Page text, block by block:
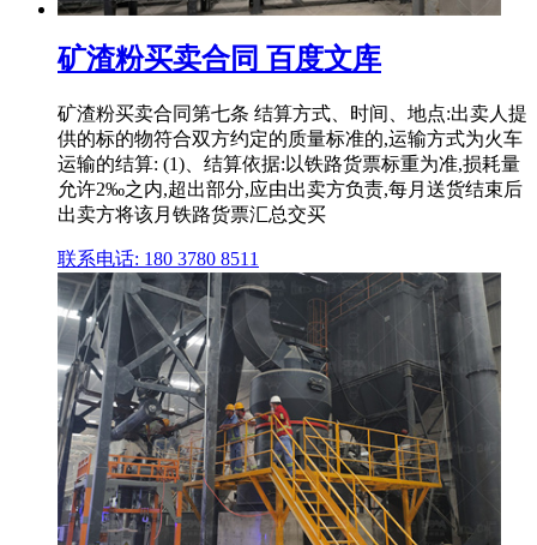
矿渣粉买卖合同 百度文库
矿渣粉买卖合同第七条 结算方式、时间、地点:出卖人提
供的标的物符合双方约定的质量标准的,运输方式为火车
运输的结算: (1)、结算依据:以铁路货票标重为准,损耗量
允许2‰之内,超出部分,应由出卖方负责,每月送货结束后
出卖方将该月铁路货票汇总交买
联系电话: 180 3780 8511